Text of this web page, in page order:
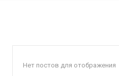
Нет постов для отображения